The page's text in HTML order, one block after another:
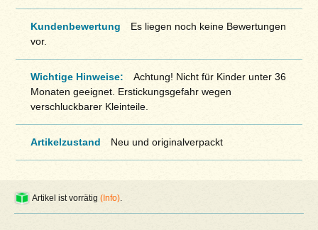
Kundenbewertung
Es liegen noch keine Bewertungen
vor.
Wichtige Hinweise:
Achtung! Nicht für Kinder unter 36
Monaten geeignet. Erstickungsgefahr wegen
verschluckbarer Kleinteile.
Artikelzustand Neu und originalverpackt
Artikel ist vorrätig(Info)